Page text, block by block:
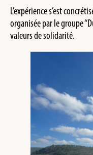
L’expérience s’est
organisée par le groupe
valeurs de solidarité.